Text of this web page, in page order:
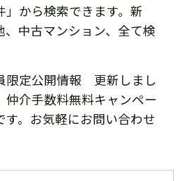
」から検索できます。新
、中古マンション、全て検
定公開情報 更新しまし
仲介手数料無料キャンペー
す。お気軽にお問い合わせ